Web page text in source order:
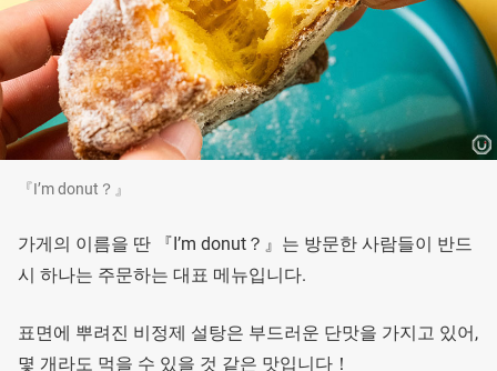
『I’m donut？』
가게의 이름을 딴 『I’m donut？』는 방문한 사람들이 반드
시 하나는 주문하는 대표 메뉴입니다.
표면에 뿌려진 비정제 설탕은 부드러운 단맛을 가지고 있어,
몇 개라도 먹을 수 있을 것 같은 맛입니다！